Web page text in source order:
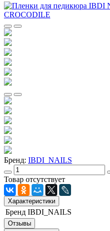
Бренд: IBDI_NAILS
Товар отсутствует
Характеристики
Бренд IBDI_NAILS
Отзывы